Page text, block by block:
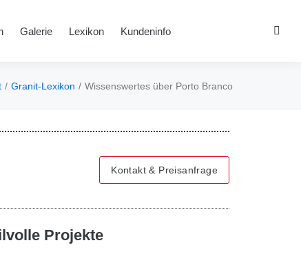
Galerie Lexikon Kundeninfo
sich hier:
Granit-Lexikon Wissenswertes über Porto Branco
Kontakt & Preisanfrage
Projekte